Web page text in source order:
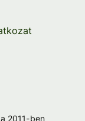
2011-ben